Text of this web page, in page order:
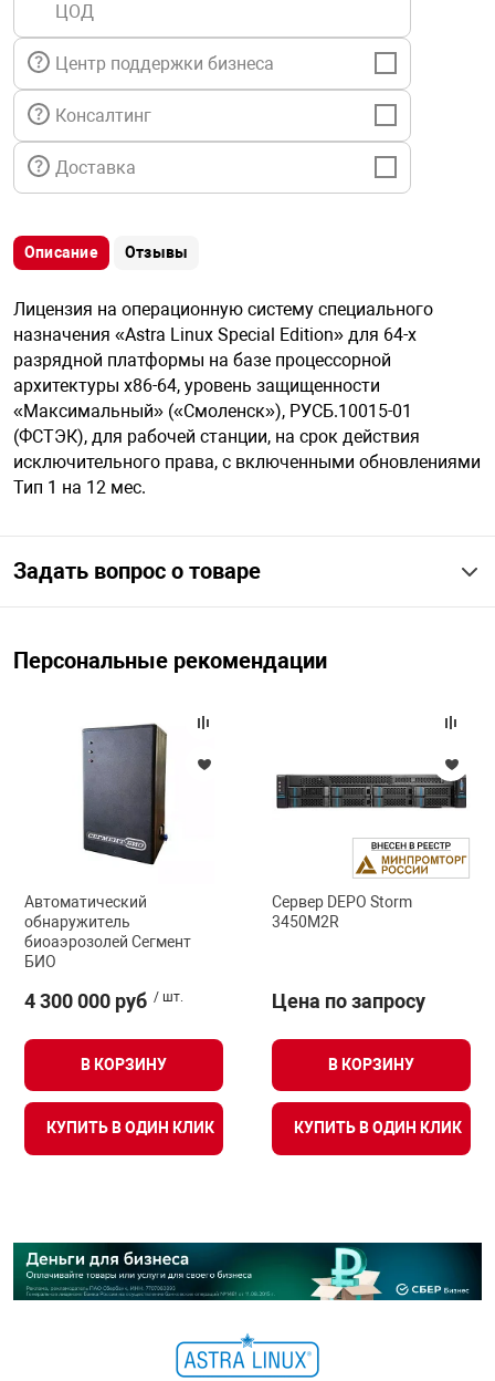
техника
автомобили
информации
средства охраны
ключи
сигнализации
безопасность
ЦОД
Центр поддержки бизнеса
Консалтинг
Доставка
Описание Отзывы
Лицензия на операционную систему специального
назначения «Astra Linux Special Edition» для 64-х
разрядной платформы на базе процессорной
архитектуры х86-64, уровень защищенности
«Максимальный» («Смоленск»), РУСБ.10015-01
(ФСТЭК), для рабочей станции, на срок действия
исключительного права, с включенными обновлениями
Тип 1 на 12 мес.
Задать вопрос о товаре
Персональные рекомендации
Автоматический
обнаружитель
биоаэрозолей Сегмент
БИО
4 300 000 руб / шт.
В КОРЗИНУ
КУПИТЬ В ОДИН КЛИК
Сервер DEPO Storm
3450M2R
Цена по запросу
В КОРЗИНУ
КУПИТЬ В ОДИН КЛИК